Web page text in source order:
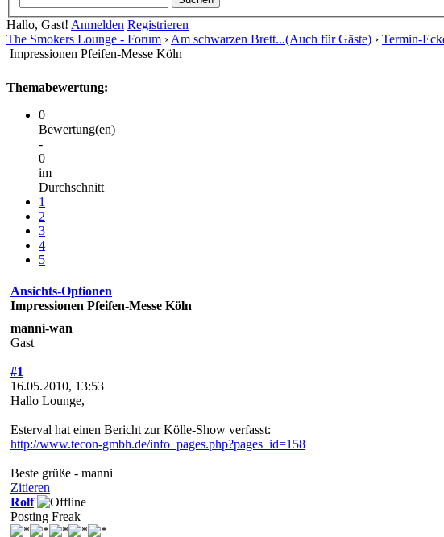
Hallo, Gast! Anmelden Registrieren
The Smokers Lounge - Forum › Am schwarzen Brett...(Auch für Gäste) › Termin-
Impressionen Pfeifen-Messe Köln
Themabewertung:
0
Bewertung(en)
-
0
im
Durchschnitt
1
2
3
4
5
Ansichts-Optionen
Impressionen Pfeifen-Messe Köln
manni-wan
Gast
#1
16.05.2010, 13:53
Hallo Lounge,
Esterval hat einen Bericht zur Kölle-Show verfasst:
http://www.tecon-gmbh.de/info_pages.php?pages_id=158
Beste grüße - manni
Zitieren
Rolf
Posting Freak